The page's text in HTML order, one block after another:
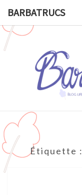
BARBATRUCS
Étiquette :